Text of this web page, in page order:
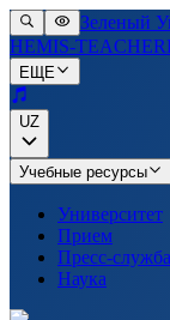
Зеленый
HEMIS-TEACHER
ЕЩЕ
UZ
Учебные ресурсы
Университет
Прием
Пресс-служба
Наука